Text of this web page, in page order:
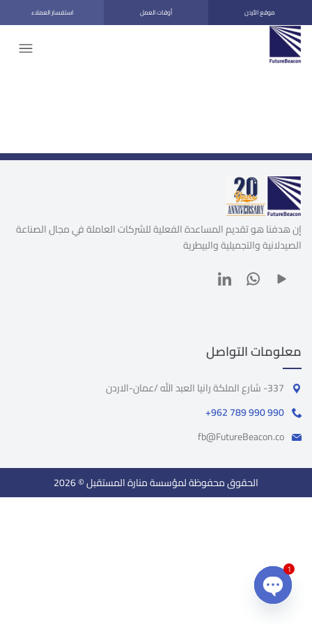
موقع الأردن أوقات العمل استفسار العملاء
إن هدفنا هو تقديم المساعدة الفعلية للشركات العاملة في مجال الصناعة
الصيدلانية والتجميلية والبيطرية
معلومات التواصل
337- شارع الملكة رانيا العبد الله /عمان-الاردن
+962 789 990 990
fb@FutureBeacon.co
الحقوق محفوظة لمؤسسة منارة المستقبل © 2026
1